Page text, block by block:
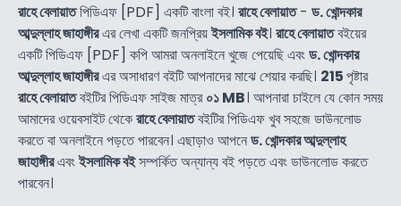
রাহে বেলায়াতপিডিএফ [PDF] একটি বাংলা বই। রাহে বেলায়াত- ড. খোন্দকার
আব্দুল্লাহ জাহাঙ্গীরএর লেখা একটি জনপ্রিয়ইসলামিক বই। রাহে বেলায়াতবইয়ের
একটি পিডিএফ [PDF] কপি আমরা অনলাইনে খুজে পেয়েছি এবংড. খোন্দকার
আব্দুল্লাহ জাহাঙ্গীরএর অসাধারণ বইটি আপনাদের মাঝে শেয়ার করছি। 215পৃষ্টার
রাহে বেলায়াতবইটির পিডিএফ সাইজ মাত্র০১ MB। আপনারা চাইলে যে কোন সময়
আমাদের ওয়েবসাইট থেকেরাহে বেলায়াতবইটির পিডিএফ খুব সহজে ডাউনলোড
করতে বা অনলাইনে পড়তে পারবেন। এছাড়াও আপনেড. খোন্দকার আব্দুল্লাহ
জাহাঙ্গীরএবংইসলামিক বইসম্পর্কিত অন্যান্য বই পড়তে এবং ডাউনলোড করতে
পারবেন।